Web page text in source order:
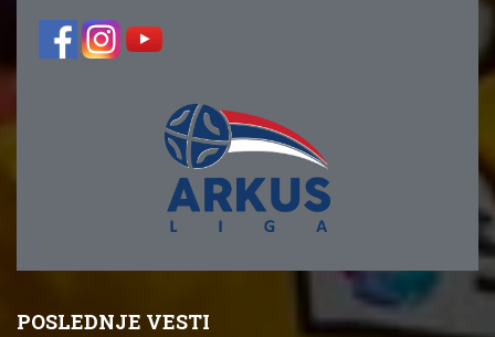
POSLEDNJE VESTI